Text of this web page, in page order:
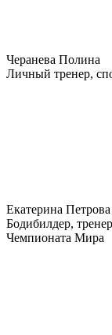
Черанева Полина
Личный тренер,
Екатерина Петрова
Бодибилдер,
Чемпионата Мира